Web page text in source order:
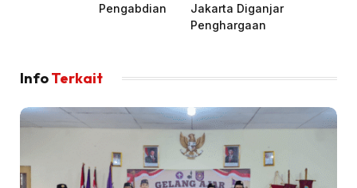
Pengabdian
Jakarta Diganjar
Penghargaan
InfoTerkait